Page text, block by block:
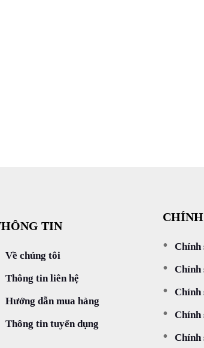
TIN
Về chúng tôi
Thông tin liên hệ
Hướng dẫn mua hàng
Thông tin tuyển dụng
Chính
Chính
Chính
Chính
Chính